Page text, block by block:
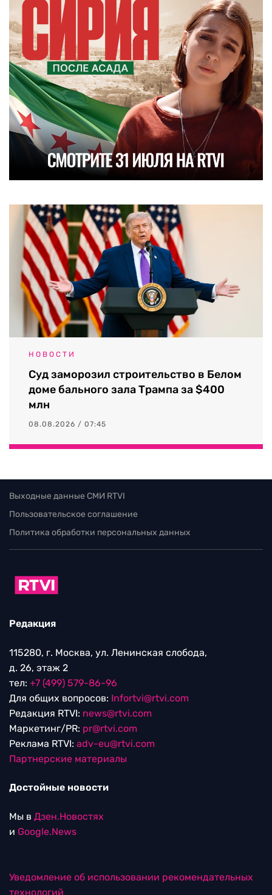
НОВОСТИ
Суд заморозил строительство в Белом
доме бального зала Трампа за $400
млн
08.08.2026 / 07:45
Выходные данные СМИ RTVI
Пользовательское соглашение
Политика обработки персональных данных
Редакция
115280, г. Москва, ул. Ленинская слобода,
д. 26, этаж 2
тел: +7 (499) 579-86-96
Для общих вопросов: Infortvi@rtvi.com
Редакция RTVI: news@rtvi.com
Маркетинг/PR: pr@rtvi.com
Реклама RTVI: adv-eu@rtvi.com
Партнерские материалы
Достойные новости
Мы в Дзен.Новостях
и Google.News
Уведомление об использовании рекомендательных
технологий